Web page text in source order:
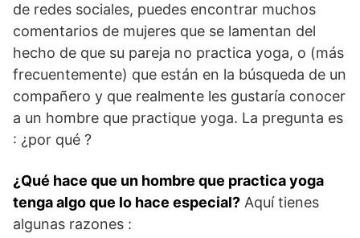
de redes sociales, puedes encontrar muchos
comentarios de mujeres que se lamentan del
hecho de que su pareja no practica yoga, o (más
frecuentemente) que están en la búsqueda de un
compañero y que realmente les gustaría conocer
a un hombre que practique yoga. La pregunta es
: ¿por qué ?
¿Qué hace que un hombre que practica yoga
tenga algo que lo hace especial? Aquí tienes
algunas razones :